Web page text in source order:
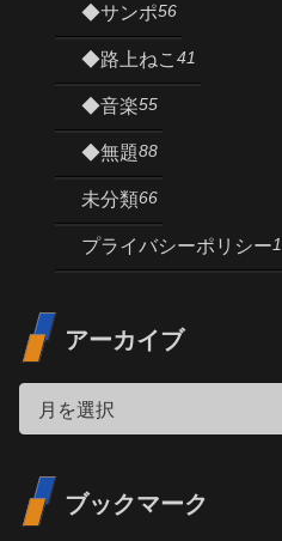
◆サンポ56
◆路上ねこ41
◆音楽55
◆無題88
未分類66
プライバシーポリシー1
アーカイブ
ブックマーク